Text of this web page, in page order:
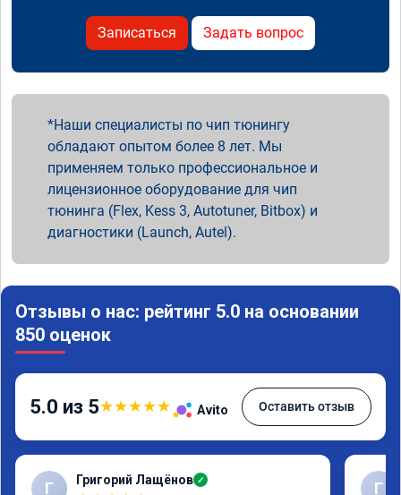
Записаться Задать вопрос
Наши специалисты по чип тюнингу
обладают опытом более 8 лет. Мы
применяем только профессиональное и
лицензионное оборудование для чип
тюнинга (Flex, Kess 3, Autotuner, Bitbox) и
диагностики (Launch, Autel).
Отзывы о нас: рейтинг 5.0 на основании
850 оценок
5.0 из 5★★★★★ Avito Оставить отзыв
Г Григорий Лащёнов ✓ Г